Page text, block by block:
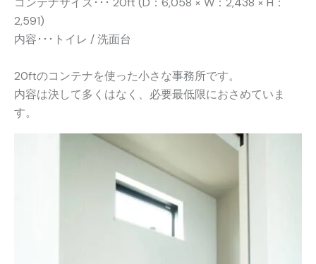
2,591)
内容･･･トイレ / 洗面台
20ftのコンテナを使った小さな事務所です。
内容は決して多くはなく、必要最低限におさめていま
す。